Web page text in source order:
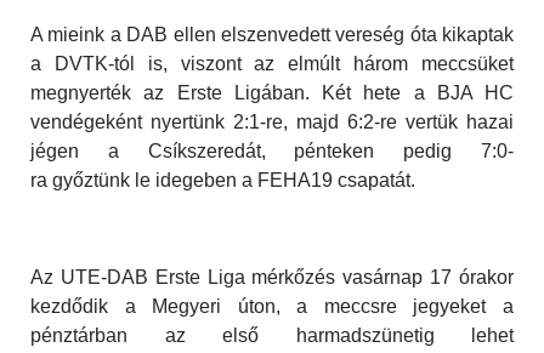
A mieink a DAB ellen elszenvedett vereség óta kikaptak
a DVTK-tól is, viszont az elmúlt három meccsüket
megnyerték az Erste Ligában. Két hete a BJA HC
vendégeként nyertünk 2:1-re, majd 6:2-re vertük hazai
jégen a Csíkszeredát, pénteken pedig 7:0-
ra győztünk le idegeben a FEHA19 csapatát.
Az UTE-DAB Erste Liga mérkőzés vasárnap 17 órakor
kezdődik a Megyeri úton, a meccsre jegyeket a
pénztárban az első harmadszünetig lehet